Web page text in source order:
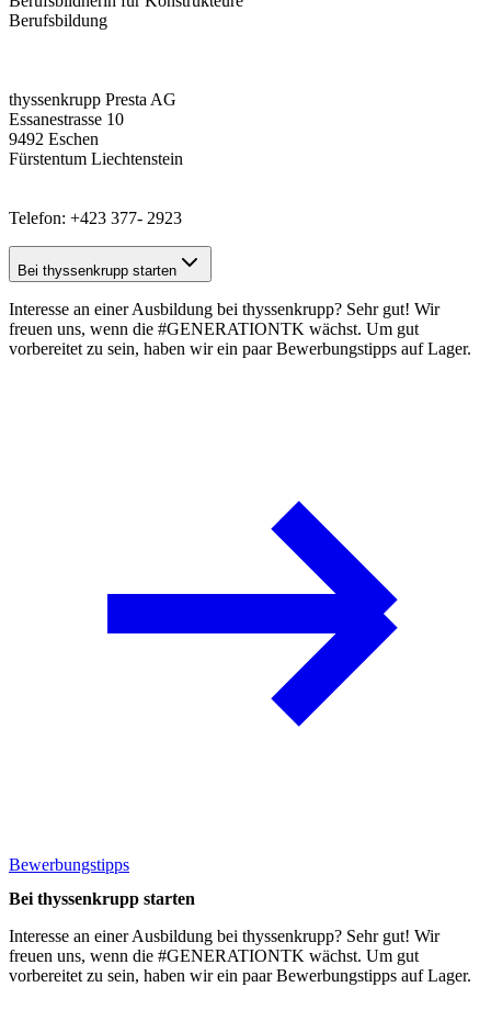
Berufsbildung
thyssenkrupp Presta AG
Essanestrasse 10
9492 Eschen
Fürstentum Liechtenstein
Telefon: +423 377- 2923
Bei thyssenkrupp starten
Interesse an einer Ausbildung bei thyssenkrupp? Sehr gut! Wir
freuen uns, wenn die #GENERATIONTK wächst. Um gut
vorbereitet zu sein, haben wir ein paar Bewerbungstipps auf Lager.
Bewerbungstipps
Bei thyssenkrupp starten
Interesse an einer Ausbildung bei thyssenkrupp? Sehr gut! Wir
freuen uns, wenn die #GENERATIONTK wächst. Um gut
vorbereitet zu sein, haben wir ein paar Bewerbungstipps auf Lager.